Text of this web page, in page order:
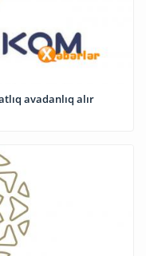
avadanlıq alır